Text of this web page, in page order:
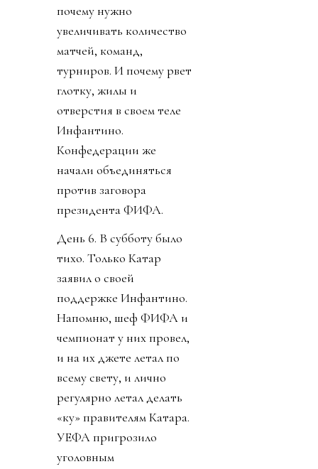
почему нужно
увеличивать количество
матчей, команд,
турниров. И почему рвет
глотку, жилы и
отверстия в своем теле
Инфантино.
Конфедерации же
начали объединяться
против заговора
президента ФИФА.
День 6. В субботу было
тихо. Только Катар
заявил о своей
поддержке Инфантино.
Напомню, шеф ФИФА и
чемпионат у них провел,
и на их джете летал по
всему свету, и лично
регулярно летал делать
«ку» правителям Катара.
УЕФА пригрозило
уголовным